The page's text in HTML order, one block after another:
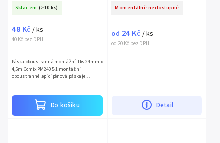
Skladem (>10 ks)
40 Kč bez DPH
48 Kč / ks
Do košíku
Páska oboustranná montážní 1ks 24mm x
4,5m Comix PM2405-1 montážní
oboustranně lepící pěnová páska je
Momentálně nedostupné
od 20 Kč bez DPH
od 24 Kč / ks
Detail